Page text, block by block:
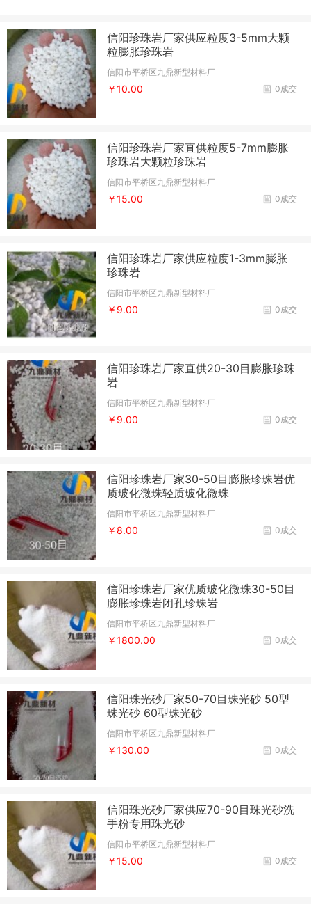
信阳珍珠岩厂家供应粒度3-5mm大颗
粒膨胀珍珠岩
信阳市平桥区九鼎新型材料厂
0成交
￥10.00
信阳珍珠岩厂家直供粒度5-7mm膨胀
珍珠岩大颗粒珍珠岩
信阳市平桥区九鼎新型材料厂
0成交
￥15.00
信阳珍珠岩厂家供应粒度1-3mm膨胀
珍珠岩
信阳市平桥区九鼎新型材料厂
0成交
￥9.00
信阳珍珠岩厂家直供20-30目膨胀珍珠
岩
信阳市平桥区九鼎新型材料厂
0成交
￥9.00
信阳珍珠岩厂家30-50目膨胀珍珠岩优
质玻化微珠轻质玻化微珠
信阳市平桥区九鼎新型材料厂
0成交
￥8.00
信阳珍珠岩厂家优质玻化微珠30-50目
膨胀珍珠岩闭孔珍珠岩
信阳市平桥区九鼎新型材料厂
0成交
￥1800.00
信阳珠光砂厂家50-70目珠光砂 50型
珠光砂 60型珠光砂
信阳市平桥区九鼎新型材料厂
0成交
￥130.00
信阳珠光砂厂家供应70-90目珠光砂洗
手粉专用珠光砂
信阳市平桥区九鼎新型材料厂
0成交
￥15.00